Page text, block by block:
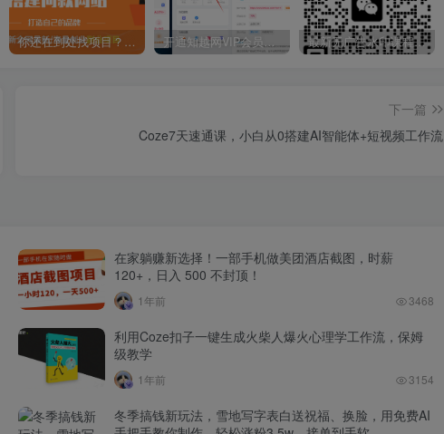
你还在到处找项目？还在当韭菜？我靠卖项目一个月收入5万+，曾经我也是个失败者。 最新无广告水印课程资源 长期更新
下一篇
Coze7天速通课，小白从0搭建AI智能体+短视频工作流
在家躺赚新选择！一部手机做美团酒店截图，时薪
120+，日入 500 不封顶！
1年前 3468
利用Coze扣子一键生成火柴人爆火心理学工作流，保姆
级教学
1年前 3154
冬季搞钱新玩法，雪地写字表白送祝福、换脸，用免费AI